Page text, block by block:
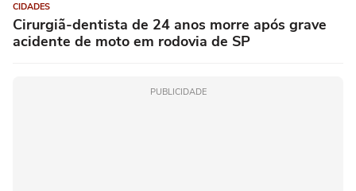
CIDADES
Cirurgiã-dentista de 24 anos morre após grave
acidente de moto em rodovia de SP
PUBLICIDADE